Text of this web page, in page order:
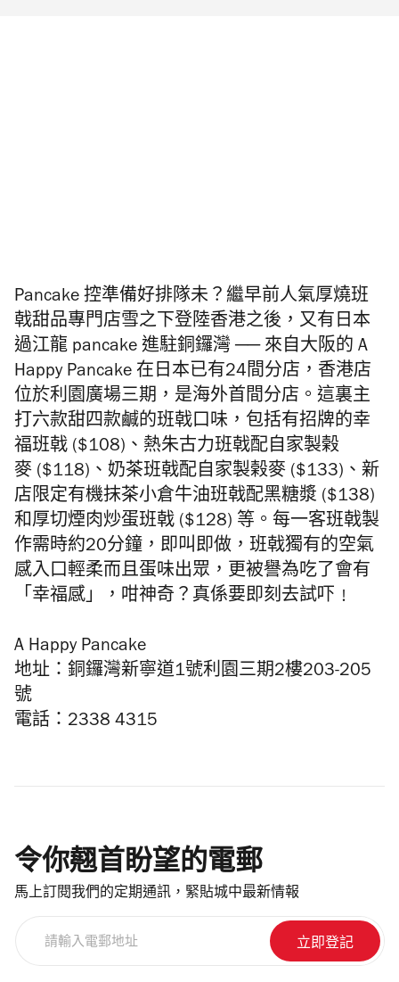
Pancake 控準備好排隊未？繼早前人氣厚燒班
戟甜品專門店雪之下登陸香港之後，又有日本
過江龍 pancake 進駐銅鑼灣 ── 來自大阪的 A
Happy Pancake 在日本已有24間分店，香港店
位於利園廣場三期，是海外首間分店。這裏主
打六款甜四款鹹的班戟口味，包括有招牌的幸
福班戟 ($108)、熱朱古力班戟配自家製榖
麥 ($118)、奶茶班戟配自家製榖麥 ($133)、新
店限定有機抹茶小倉牛油班戟配黑糖漿 ($138)
和厚切煙肉炒蛋班戟 ($128) 等。 每一客班戟製
作需時約20分鐘， 即叫即做， 班戟獨有的空氣
感入口輕柔而且蛋味出眾，更被譽為吃了會有
「幸福感」，咁神奇？真係要即刻去試吓﹗
A Happy Pancake
地址：銅鑼灣新寧道1號利園三期2樓203-205
號
電話：2338 4315
令你翹首盼望的電郵
馬上訂閱我們的定期通訊，緊貼城中最新情報